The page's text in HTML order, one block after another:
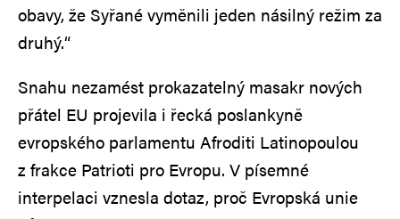
obavy, že Syřané vyměnili jeden násilný režim za
druhý.“
Snahu nezamést prokazatelný masakr nových
přátel EU projevila i řecká poslankyně
evropského parlamentu Afroditi Latinopoulou
z frakce Patrioti pro Evropu. V písemné
interpelaci vznesla dotaz, proč Evropská unie